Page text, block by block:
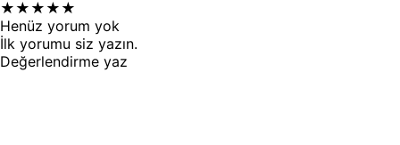
★ ★ ★ ★ ★
Henüz yorum yok
İlk yorumu siz yazın.
Değerlendirme yaz